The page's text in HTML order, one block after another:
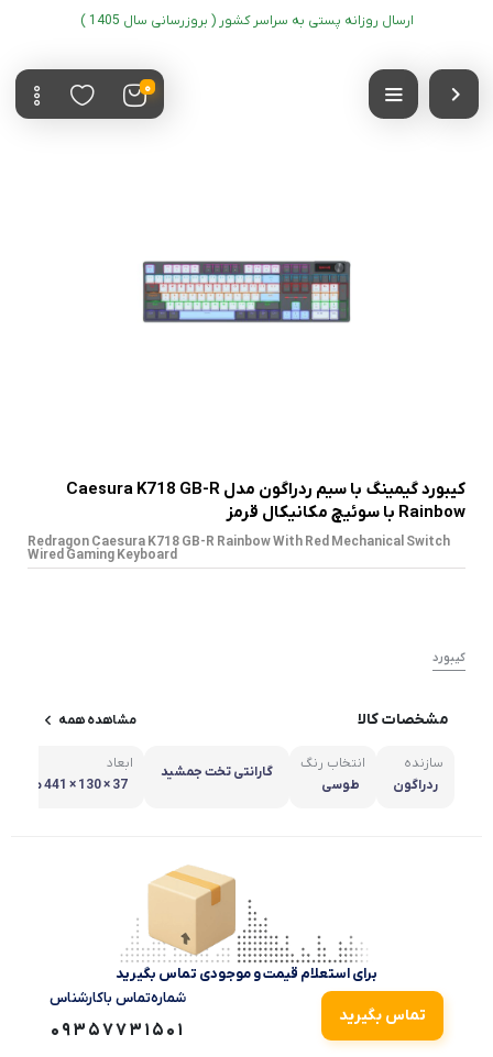
ارسال روزانه پستی به سراسر کشور ( بروزرسانی سال 1405 )
0
کیبورد گیمینگ با سیم ردراگون مدل Caesura K718 GB-R
Rainbow با سوئیچ مکانیکال قرمز
Redragon Caesura K718 GB-R Rainbow With Red Mechanical Switch
Wired Gaming Keyboard
کیبورد
مشخصات کالا مشاهده همه
سازنده
ردراگون
انتخاب رنگ
طوسی
گارانتی تخت جمشید
ابعاد
37 × 130 × 441 میلی متر
برای استعلام قیمت و موجودی تماس بگیرید
تماس بگیرید
شماره‌تماس‌ با‌کارشناس
09357731501